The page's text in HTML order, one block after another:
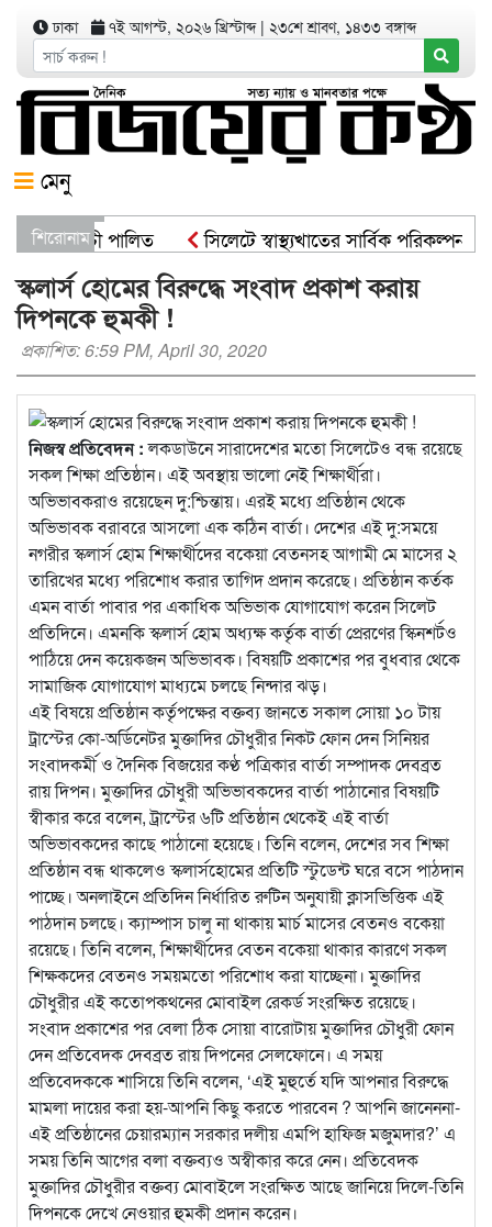
ঢাকা ৭ই আগস্ট, ২০২৬ খ্রিস্টাব্দ| ২৩শে শ্রাবণ, ১৪৩৩ বঙ্গাব্দ
মেনু
শিরোনাম
কর্মসূচী পালিত
সিলেটে স্বাস্থ্যখাতের সার্বিক পরিকল্পনা
সিসিকের পাঁচ ওয়ার্ডে এক হাজার গাছের চারা
স্কলার্স হোমের বিরুদ্ধে সংবাদ প্রকাশ করায়
দিপনকে হুমকী !
প্রকাশিত: 6:59 PM, April 30, 2020
নিজস্ব প্রতিবেদন :লকডাউনে সারাদেশের মতো সিলেটেও বন্ধ রয়েছে
সকল শিক্ষা প্রতিষ্ঠান। এই অবস্থায় ভালো নেই শিক্ষার্থীরা।
অভিভাবকরাও রয়েছেন দু:শ্চিন্তায়। এরই মধ্যে প্রতিষ্ঠান থেকে
অভিভাবক বরাবরে আসলো এক কঠিন বার্তা। দেশের এই দু:সময়ে
নগরীর স্কলার্স হোম শিক্ষার্থীদের বকেয়া বেতনসহ আগামী মে মাসের ২
তারিখের মধ্যে পরিশোধ করার তাগিদ প্রদান করেছে। প্রতিষ্ঠান কর্তক
এমন বার্তা পাবার পর একাধিক অভিভাক যোগাযোগ করেন সিলেট
প্রতিদিনে। এমনকি স্কলার্স হোম অধ্যক্ষ কর্তৃক বার্তা প্রেরণের স্কিনশর্টও
পাঠিয়ে দেন কয়েকজন অভিভাবক। বিষয়টি প্রকাশের পর বুধবার থেকে
সামাজিক যোগাযোগ মাধ্যমে চলছে নিন্দার ঝড়।
এই বিষয়ে প্রতিষ্ঠান কর্তৃপক্ষের বক্তব্য জানতে সকাল সোয়া ১০ টায়
ট্রাস্টের কো-অর্ডিনেটর মুক্তাদির চৌধুরীর নিকট ফোন দেন সিনিয়র
সংবাদকর্মী ও দৈনিক বিজয়ের কণ্ঠ পত্রিকার বার্তা সম্পাদক দেবব্রত
রায় দিপন। মুক্তাদির চৌধুরী অভিভাবকদের বার্তা পাঠানোর বিষয়টি
স্বীকার করে বলেন, ট্রাস্টের ৬টি প্রতিষ্ঠান থেকেই এই বার্তা
অভিভাবকদের কাছে পাঠানো হয়েছে। তিনি বলেন, দেশের সব শিক্ষা
প্রতিষ্ঠান বন্ধ থাকলেও স্কলার্সহোমের প্রতিটি স্টুডেন্ট ঘরে বসে পাঠদান
পাচ্ছে। অনলাইনে প্রতিদিন নির্ধারিত রুটিন অনুযায়ী ক্লাসভিত্তিক এই
পাঠদান চলছে। ক্যাম্পাস চালু না থাকায় মার্চ মাসের বেতনও বকেয়া
রয়েছে। তিনি বলেন, শিক্ষার্থীদের বেতন বকেয়া থাকার কারণে সকল
শিক্ষকদের বেতনও সময়মতো পরিশোধ করা যাচ্ছেনা। মুক্তাদির
চৌধুরীর এই কতোপকথনের মোবাইল রেকর্ড সংরক্ষিত রয়েছে।
সংবাদ প্রকাশের পর বেলা ঠিক সোয়া বারোটায় মুক্তাদির চৌধুরী ফোন
দেন প্রতিবেদক দেবব্রত রায় দিপনের সেলফোনে। এ সময়
প্রতিবেদককে শাসিয়ে তিনি বলেন, ‘এই মুহুর্তে যদি আপনার বিরুদ্ধে
মামলা দায়ের করা হয়-আপনি কিছু করতে পারবেন ? আপনি জানেননা-
এই প্রতিষ্ঠানের চেয়ারম্যান সরকার দলীয় এমপি হাফিজ মজুমদার?’ এ
সময় তিনি আগের বলা বক্তব্যও অস্বীকার করে নেন। প্রতিবেদক
মুক্তাদির চৌধুরীর বক্তব্য মোবাইলে সংরক্ষিত আছে জানিয়ে দিলে-তিনি
দিপনকে দেখে নেওয়ার হুমকী প্রদান করেন।